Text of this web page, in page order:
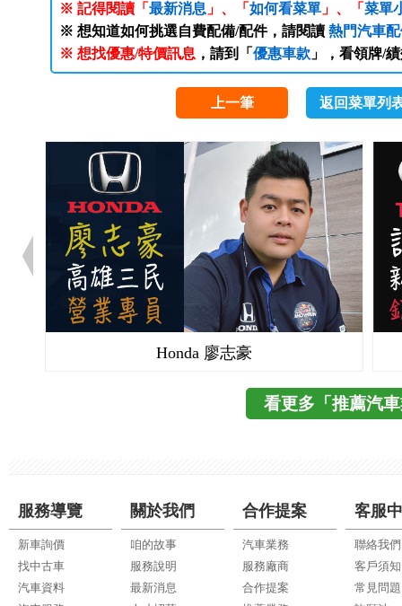
※ 記得閱讀「 最新消息 」、「 如何看菜單」、「 菜單
※ 想知道如何挑選自費配備/配件，請閱讀 熱門汽車
※ 想找優惠/特價訊息 ，請到「 優惠車款」，看領牌/
上一筆 返回菜單列
Honda 廖志豪
看更多「推薦汽
服務導覽
新車詢價
找中古車
汽車資料
關於我們
咱的故事
服務說明
最新消息
合作提案
汽車業務
服務廠商
合作提案
客服
聯絡我們
客戶須知
常見問題